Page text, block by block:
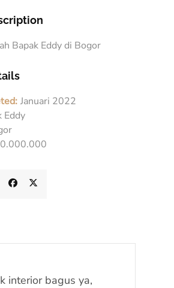
Bapak Eddy di Bogor
Januari 2022
Eddy
interior bagus ya,